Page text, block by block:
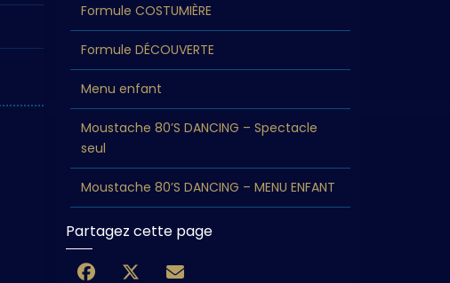
Formule COSTUMIÈRE
Formule DÉCOUVERTE
Menu enfant
Moustache 80’S DANCING – Spectacle
seul
Moustache 80’S DANCING – MENU ENFANT
Partagez cette page